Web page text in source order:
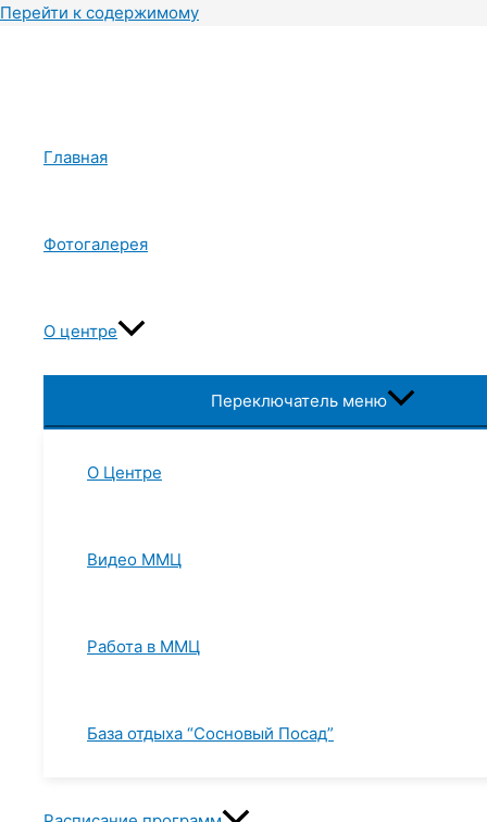
Перейти к содержимому
Главная
Фотогалерея
О центре
Переключатель меню
О Центре
Видео ММЦ
Работа в ММЦ
База отдыха “Сосновый Посад”